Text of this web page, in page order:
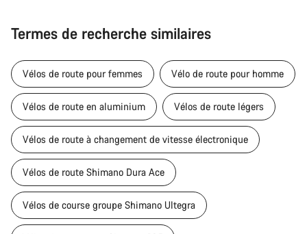
Termes de recherche similaires
Vélos de route pour femmes Vélo de route pour homme
Vélos de route en aluminium Vélos de route légers
Vélos de route à changement de vitesse électronique
Vélos de route Shimano Dura Ace
Vélos de course groupe Shimano Ultegra